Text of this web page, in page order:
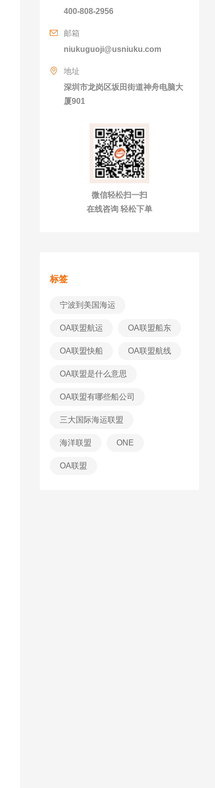
400-808-2956
邮箱
niukuguoji@usniuku.com
地址
深圳市龙岗区坂田街道神舟电脑大
厦901
微信轻松扫一扫
在线咨询 轻松下单
标签
宁波到美国海运
OA联盟航运 OA联盟船东
OA联盟快船 OA联盟航线
OA联盟是什么意思
OA联盟有哪些船公司
三大国际海运联盟
海洋联盟 ONE
OA联盟